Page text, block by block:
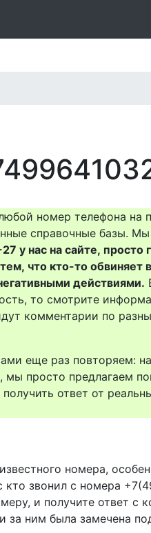
номер телефона на
справочные базы.
у нас на сайте, просто
что кто-то обвиняет
действиями.
то смотрите
комментарии по
еще раз повторяем:
мы просто предлагаем
ответ от
номера,
кто звонил с номера
и получите ответ с
ним была замечена